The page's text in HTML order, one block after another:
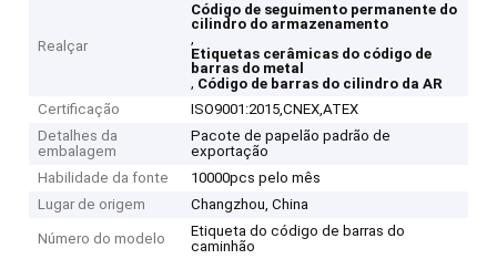
Realçar
Código de seguimento permanente do
cilindro do armazenamento
,
Etiquetas cerâmicas do código de
barras do metal
, Código de barras do cilindro da AR
Certificação
ISO9001:2015,CNEX,ATEX
Detalhes da
embalagem
Pacote de papelão padrão de
exportação
Habilidade da fonte
10000pcs pelo mês
Lugar de origem
Changzhou, China
Número do modelo
Etiqueta do código de barras do
caminhão